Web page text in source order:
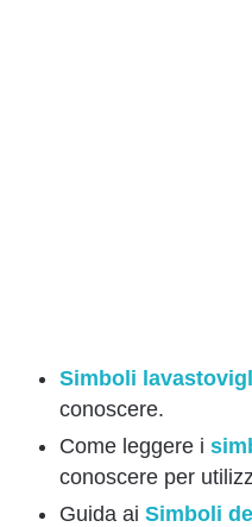
Simboli
conoscere.
Come leggere i
conoscere per
Guida ai Simboli